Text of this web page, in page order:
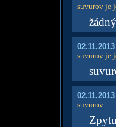
suvurov je
suvurov je
suvurov: